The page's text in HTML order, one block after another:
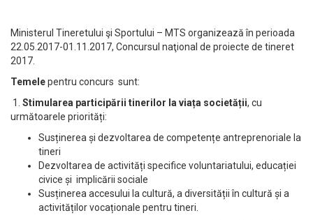
Ministerul Tineretului şi Sportului – MTS organizează în perioada
22.05.2017-01.11.2017, Concursul naţional de proiecte de tineret
2017.
Temelepentru concurs sunt:
1. Stimularea participării tinerilor la viața societății, cu
următoarele priorități:
Susținerea și dezvoltarea de competențe antreprenoriale la
tineri
Dezvoltarea de activități specifice voluntariatului, educației
civice și implicării sociale
Susținerea accesului la cultură, a diversității în cultură și a
activităților vocaționale pentru tineri.